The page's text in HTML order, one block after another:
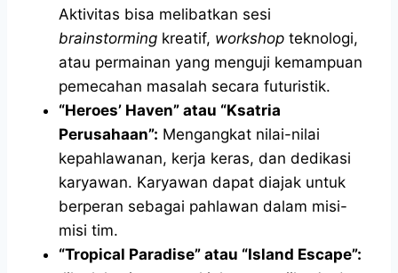
Aktivitas bisa melibatkan sesi
brainstorming kreatif, workshop teknologi,
atau permainan yang menguji kemampuan
pemecahan masalah secara futuristik.
“Heroes’ Haven” atau “Ksatria
Perusahaan”: Mengangkat nilai-nilai
kepahlawanan, kerja keras, dan dedikasi
karyawan. Karyawan dapat diajak untuk
berperan sebagai pahlawan dalam misi-
misi tim.
“Tropical Paradise” atau “Island Escape”: